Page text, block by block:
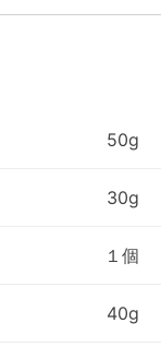
50g
30g
１個
40g